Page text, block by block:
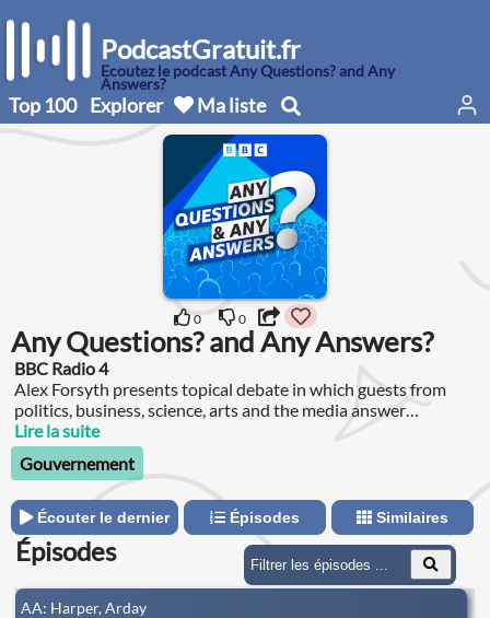
PodcastGratuit.fr
Écoutez le podcast Any Questions? and Any
Answers?
Top 100 Explorer Ma liste
0 0
Any Questions? and Any Answers?
BBC Radio 4
Alex Forsyth presents topical debate in which guests from
politics, business, science, arts and the media answer
questions from members of the public.
Lire la suite
Gouvernement
Écouter le dernier Épisodes Similaires
Épisodes
AA: Harper, Arday